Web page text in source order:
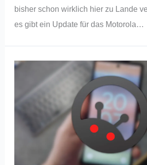
bisher schon wirklich hier zu Lande
es gibt ein Update für das Motorola…